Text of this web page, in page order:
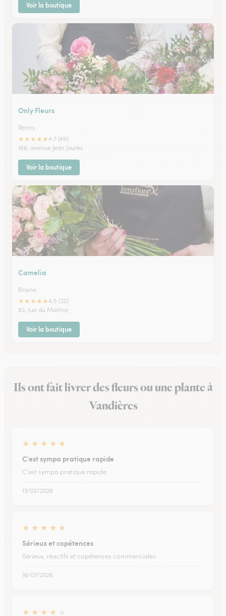
Voir la boutique
Only Fleurs
Reims
★★★★★4.7 (49)
166, avenue Jean Jaurès
Voir la boutique
Camelia
Braine
★★★★★4.5 (22)
83, rue du Martroy
Voir la boutique
Ils ont fait livrer des fleurs ou une plante à
Vandières
★ ★ ★ ★ ★
C'est sympa pratique rapide
C'est sympa pratique rapide
13/02/2026
★ ★ ★ ★ ★
Sérieux et copétences
Sérieux, réactifs et copétences commerciales
16/07/2026
★ ★ ★ ★